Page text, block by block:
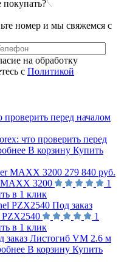
номер и мы свяжемся с
на обработку
с Политикой
что проверить перед
В корзину Купить
279 840 руб.
MAXX 3200
1
в 1 клик
Под заказ
PZX2540
1
в 1 клик
заказ Листогиб VM 2.6 м
В корзину Купить